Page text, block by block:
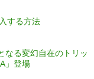
する方法
なる変幻自在のトリッ
」登場